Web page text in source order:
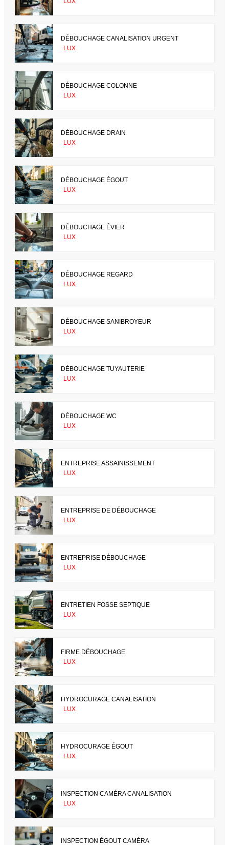
DÉBOUCHAGE CANALISATION URGENT
LUX
DÉBOUCHAGE COLONNE
LUX
DÉBOUCHAGE DRAIN
LUX
DÉBOUCHAGE ÉGOUT
LUX
DÉBOUCHAGE ÉVIER
LUX
DÉBOUCHAGE REGARD
LUX
DÉBOUCHAGE SANIBROYEUR
LUX
DÉBOUCHAGE TUYAUTERIE
LUX
DÉBOUCHAGE WC
LUX
ENTREPRISE ASSAINISSEMENT
LUX
ENTREPRISE DE DÉBOUCHAGE
LUX
ENTREPRISE DÉBOUCHAGE
LUX
ENTRETIEN FOSSE SEPTIQUE
LUX
FIRME DÉBOUCHAGE
LUX
HYDROCURAGE CANALISATION
LUX
HYDROCURAGE ÉGOUT
LUX
INSPECTION CAMÉRA CANALISATION
LUX
INSPECTION ÉGOUT CAMÉRA